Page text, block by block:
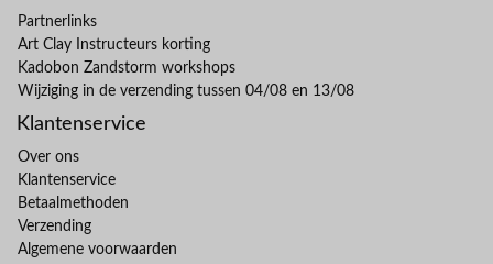
Partnerlinks
Art Clay Instructeurs korting
Kadobon Zandstorm workshops
Wijziging in de verzending tussen 04/08 en 13/08
Klantenservice
Over ons
Klantenservice
Betaalmethoden
Verzending
Algemene voorwaarden